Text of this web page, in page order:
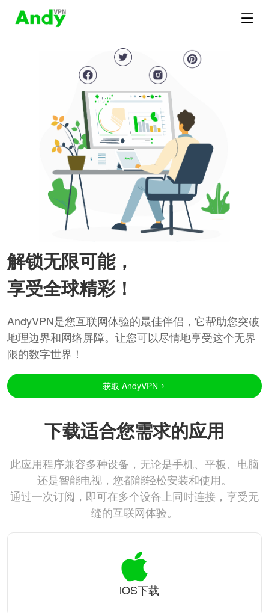
解锁无限可能，
享受全球精彩！
AndyVPN是您互联网体验的最佳伴侣，它帮助您突破
地理边界和网络屏障。让您可以尽情地享受这个无界
限的数字世界！
获取 AndyVPN
下载适合您需求的应用
此应用程序兼容多种设备，无论是手机、平板、电脑
还是智能电视，您都能轻松安装和使用。
通过一次订阅，即可在多个设备上同时连接，享受无
缝的互联网体验。
iOS下载